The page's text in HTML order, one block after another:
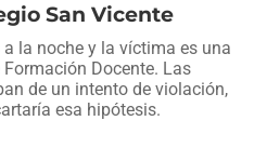
San Vicente
la noche y la víctima es una
Docente. Las
de un intento de violación,
esa hipótesis.